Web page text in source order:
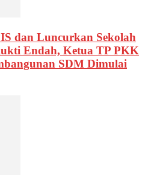
dan Luncurkan Sekolah
Endah, Ketua TP PKK
SDM Dimulai